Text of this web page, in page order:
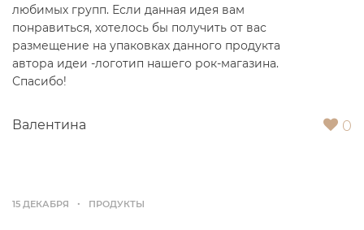
любимых групп. Если данная идея вам
понравиться, хотелось бы получить от вас
размещение на упаковках данного продукта
автора идеи -логотип нашего рок-магазина.
Спасибо!
Валентина 0
15 ДЕКАБРЯ ПРОДУКТЫ